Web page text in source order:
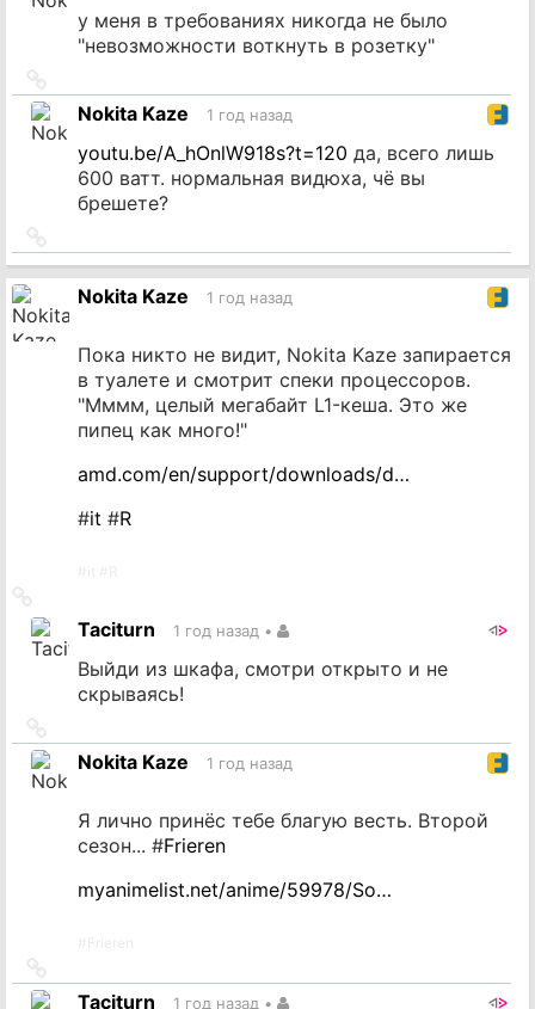
у меня в требованиях никогда не было
"невозможности воткнуть в розетку"
на
источник
Nokita Kaze 1 год назад
youtu.be/A_hOnlW918s?t=120 да, всего лишь
600 ватт. нормальная видюха, чё вы
брешете?
на
источник
Nokita Kaze 1 год назад
Пока никто не видит, Nokita Kaze запирается
в туалете и смотрит спеки процессоров.
"Мммм, целый мегабайт L1-кеша. Это же
пипец как много!"
amd.com/en/support/downloads/d…
#it #R
на
источникTaciturn 1 год назад •
Выйди из шкафа, смотри открыто и не
скрываясь!
на
источник
Nokita Kaze 1 год назад
Я лично принёс тебе благую весть. Второй
сезон... #Frieren
myanimelist.net/anime/59978/So…
на
Taciturn 1 год назад •